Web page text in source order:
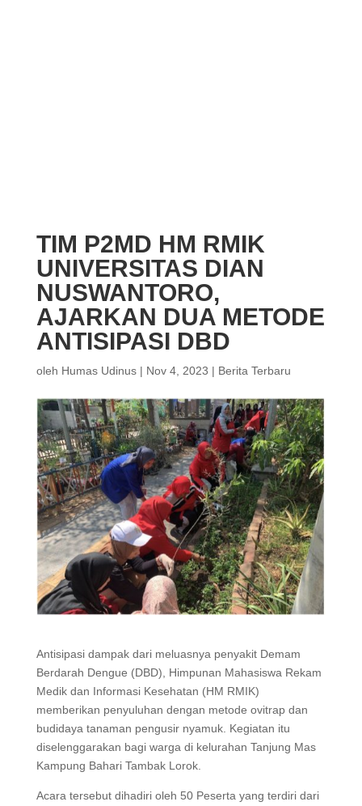
TIM P2MD HM RMIK
UNIVERSITAS DIAN
NUSWANTORO,
AJARKAN DUA METODE
ANTISIPASI DBD
oleh Humas Udinus| Nov 4, 2023 | Berita Terbaru
Antisipasi dampak dari meluasnya penyakit Demam
Berdarah Dengue (DBD), Himpunan Mahasiswa Rekam
Medik dan Informasi Kesehatan (HM RMIK)
memberikan penyuluhan dengan metode ovitrap dan
budidaya tanaman pengusir nyamuk. Kegiatan itu
diselenggarakan bagi warga di kelurahan Tanjung Mas
Kampung Bahari Tambak Lorok.
Acara tersebut dihadiri oleh 50 Peserta yang terdiri dari